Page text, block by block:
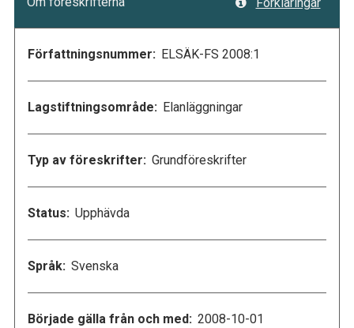
Författningsnummer: ELSÄK-FS 2008:1
Lagstiftningsområde: Elanläggningar
Typ av föreskrifter: Grundföreskrifter
Status: Upphävda
Språk: Svenska
Började gälla från och med: 2008-10-01